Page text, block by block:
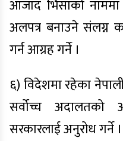
आजाद भिसाको नाममा
अलपत्र बनाउने संलग्न
गर्न आग्रह गर्ने ।
६) विदेशमा रहेका
सर्वोच्च अदालतको
सरकारलाई अनुरोध गर्ने ।